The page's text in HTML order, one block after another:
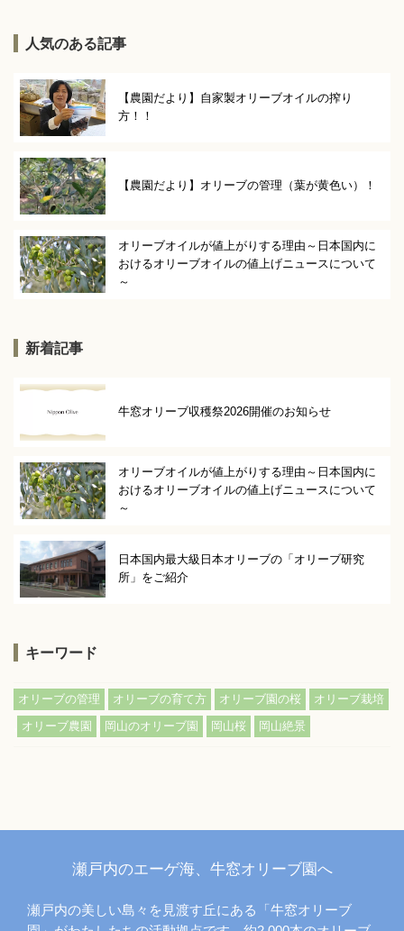
人気のある記事
【農園だより】自家製オリーブオイルの搾り
方！！
【農園だより】オリーブの管理（葉が黄色い）！
オリーブオイルが値上がりする理由～日本国内に
おけるオリーブオイルの値上げニュースについて
～
新着記事
牛窓オリーブ収穫祭2026開催のお知らせ
オリーブオイルが値上がりする理由～日本国内に
おけるオリーブオイルの値上げニュースについて
～
日本国内最大級日本オリーブの「オリーブ研究
所」をご紹介
キーワード
オリーブの管理 オリーブの育て方 オリーブ園の桜 オリーブ栽培
オリーブ農園 岡山のオリーブ園 岡山桜 岡山絶景
瀬戸内のエーゲ海、牛窓オリーブ園へ
瀬戸内の美しい島々を見渡す丘にある「牛窓オリーブ